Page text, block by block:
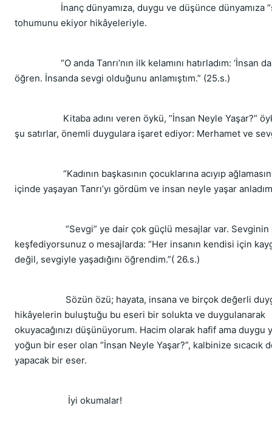
İnanç dünyamıza, duygu ve düşünce dünyamıza
tohumunu ekiyor hikâyeleriyle.
“O anda Tanrı’nın ilk kelamını hatırladım: ‘İnsan
öğren. İnsanda sevgi olduğunu anlamıştım.” (25.s.)
Kitaba adını veren öykü, “İnsan Neyle Yaşar?”
şu satırlar, önemli duygulara işaret ediyor: Merhamet ve
“Kadının başkasının çocuklarına acıyıp
içinde yaşayan Tanrı’yı gördüm ve insan neyle yaşar
“Sevgi” ye dair çok güçlü mesajlar var. Sevginin
keşfediyorsunuz o mesajlarda: “Her insanın kendisi için
değil, sevgiyle yaşadığını öğrendim.”( 26.s.)
Sözün özü; hayata, insana ve birçok değerli
hikâyelerin buluştuğu bu eseri bir solukta ve duygulanarak
okuyacağınızı düşünüyorum. Hacim olarak hafif ama duygu
yoğun bir eser olan “İnsan Neyle Yaşar?”, kalbinize sıcacık
yapacak bir eser.
İyi okumalar!